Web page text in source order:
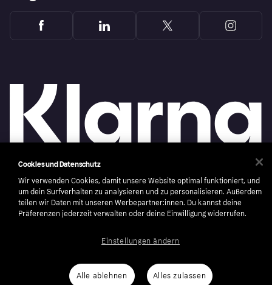
Copyright © 2005-2026 Klarna Bank AB (publ). Headquarters: Stockholm, Sweden. All
rights reserved. Klarna Bank AB (publ). Sveavägen 46, 111 34 Stockholm. Organization
number: 556737-0431
NutzungsbedingungenCookiesKlarna.com
Cookies und Datenschutz
Wir verwenden Cookies, damit unsere Website optimal funktioniert, und
um dein Surfverhalten zu analysieren und zu personalisieren. Außerdem
teilen wir Daten mit unseren Werbepartner:innen. Du kannst deine
Präferenzen jederzeit verwalten oder deine Einwilligung widerrufen.
Alle ablehnen Alles zulassen
Einstellungen ändern